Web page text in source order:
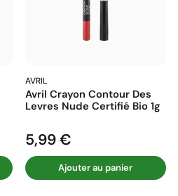
AVRIL
Avril Crayon Contour Des
Levres Nude Certifié Bio 1g
Prix
5,99 €
Ajouter au panier